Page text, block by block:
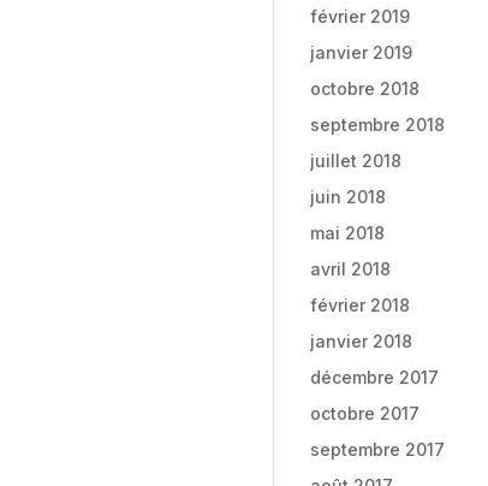
février 2019
janvier 2019
octobre 2018
septembre 2018
juillet 2018
juin 2018
mai 2018
avril 2018
février 2018
janvier 2018
décembre 2017
octobre 2017
septembre 2017